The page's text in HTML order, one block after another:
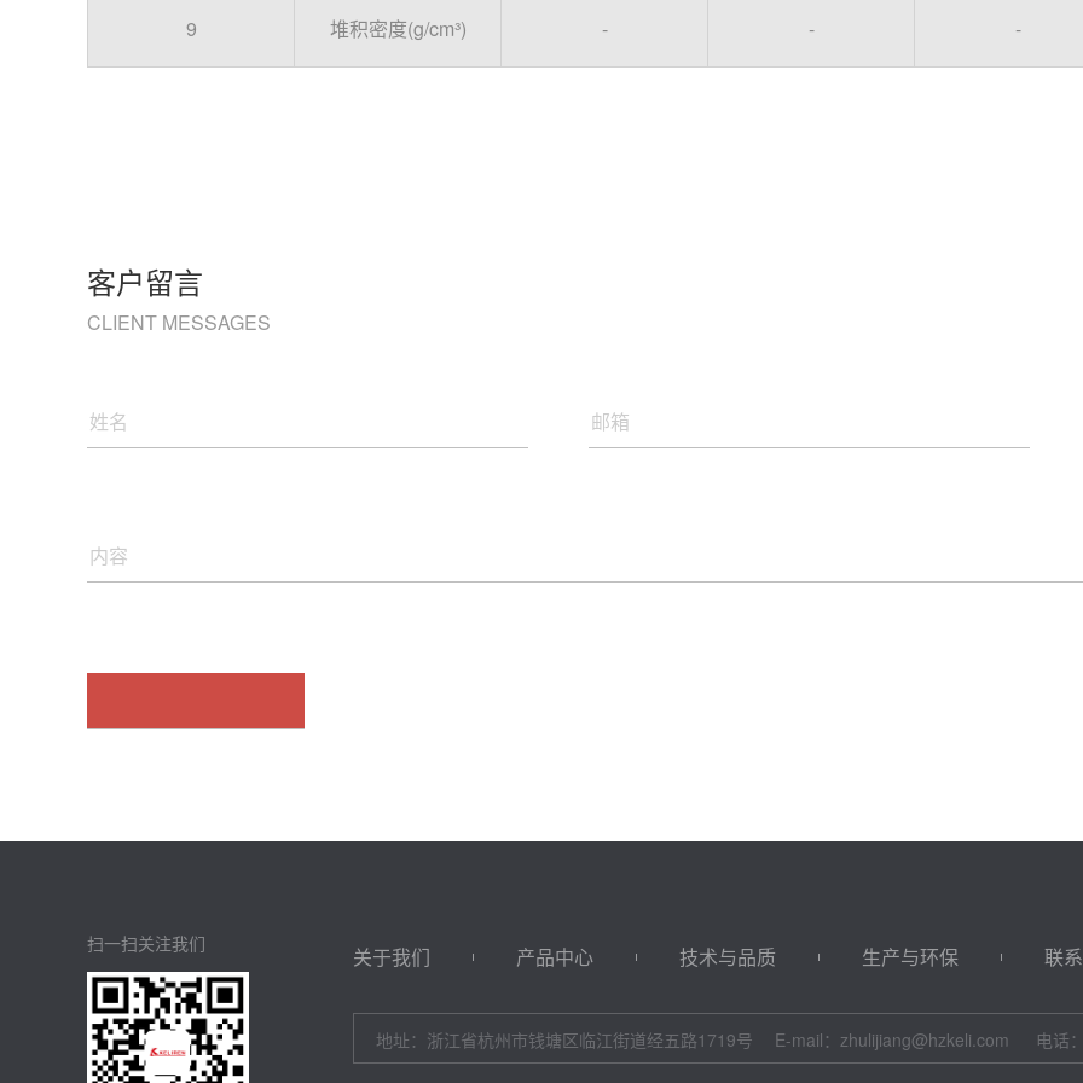
9 堆积密度(g/cm³) - - -
客户留言
CLIENT MESSAGES
扫一扫关注我们 关于我们 产品中心 技术与品质 生产与环保 联
地址：浙江省杭州市钱塘区临江街道经五路1719号 E-mail：zhulijiang@hzkeli.com 电话